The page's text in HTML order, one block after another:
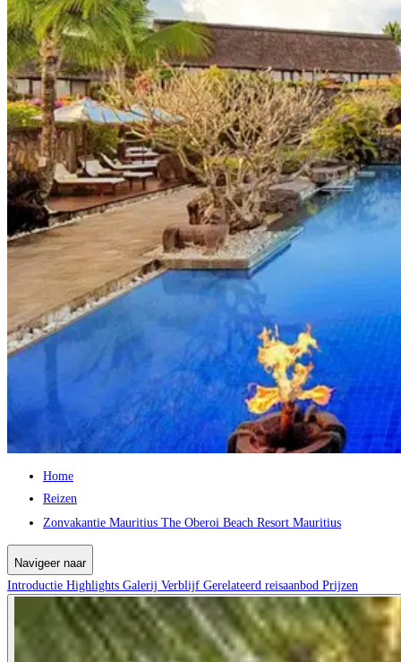
Home
Reizen
Zonvakantie Mauritius The Oberoi Beach Resort Mauritius
Navigeer naar
Introductie Highlights Galerij Verblijf Gerelateerd reisaanbod Prijzen